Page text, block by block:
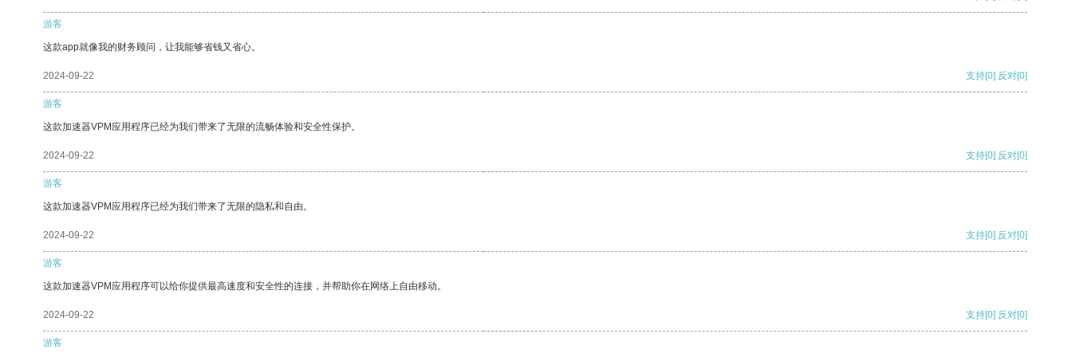
游客
这款app就像我的财务顾问，让我能够省钱又省心。
2024-09-22 支持[0] 反对[0]
游客
这款加速器VPM应用程序已经为我们带来了无限的流畅体验和安全性保护。
2024-09-22 支持[0] 反对[0]
游客
这款加速器VPM应用程序已经为我们带来了无限的隐私和自由。
2024-09-22 支持[0] 反对[0]
游客
这款加速器VPM应用程序可以给你提供最高速度和安全性的连接，并帮助你在网络上自由移动。
2024-09-22 支持[0] 反对[0]
游客